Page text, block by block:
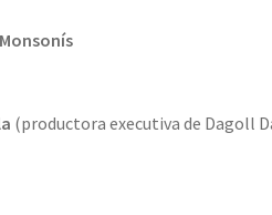
(productora executiva de Dagoll